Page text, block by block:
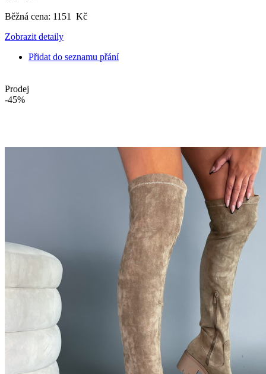
Běžná cena: 1151 Kč
Zobrazit detaily
Přidat do seznamu přání
Prodej
-45%